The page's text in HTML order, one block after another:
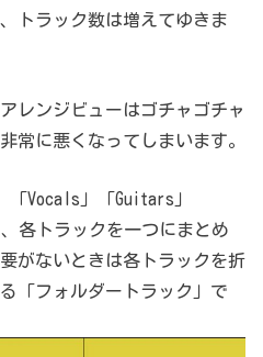
トラック数は増えてゆきま
レンジビューはゴチャゴチャ
常に悪くなってしまいます。
「Vocals」「Guitars」
、各トラックを一つにまとめ
がないときは各トラックを折
「フォルダートラック」で